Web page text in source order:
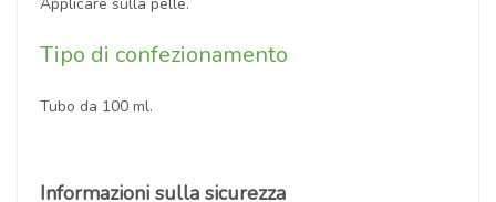
Tipo di confezionamento
Tubo da 100 ml.
Informazioni sulla sicurezza